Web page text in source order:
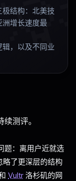
结构：北美技
洲增长速度最
，以及不同业
测评。
题：离用户近就选
了更深层的结构
Vultr 洛杉矶的网